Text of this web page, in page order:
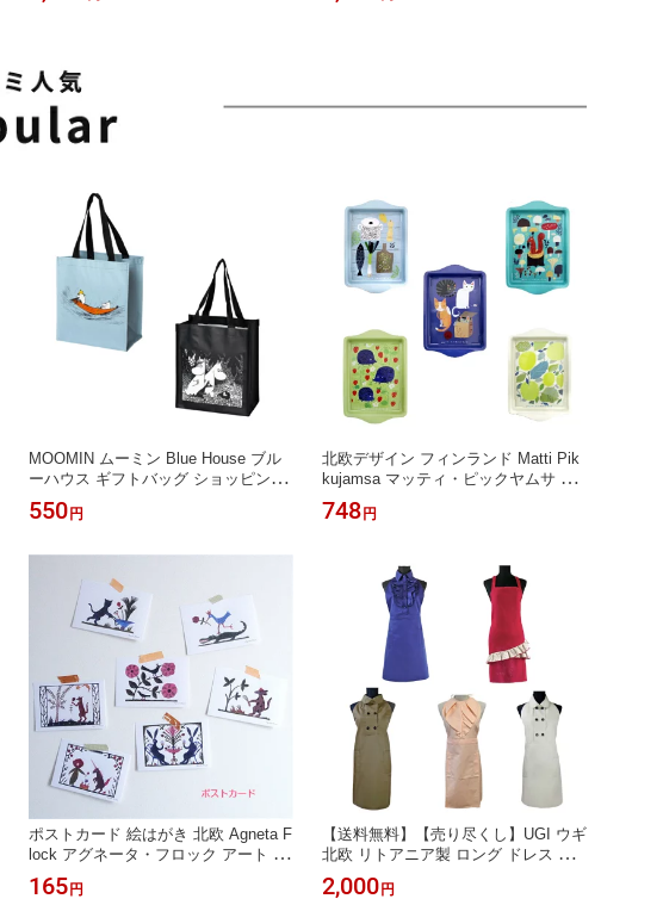
MOOMIN ムーミン Blue House ブル
ーハウス ギフトバッグ ショッピング
バッグ トートバッグ お買い物バッグ
サブバッグ リトルミイ レジャー ピク
しゃれ
550円
北欧デザイン フィンランド Matti Pik
kujamsa マッティ・ピックヤムサ ブ
リキミニ トレー お盆 猫 ハリネズミ
リス 雑貨 可愛い 北欧 雑貨 プレゼン
748円
ポストカード 絵はがき 北欧 Agneta F
lock アグネータ・フロック アート メ
ッセージカード かわいい おしゃれ 飾
る 猫 犬 鳥 花 キツネ 薔薇 うさぎ ユ
165円
【送料無料】【売り尽くし】UGI ウギ
北欧 リトアニア製 ロング ドレス エ
プロン ワンピース フリル モノトーン
水玉 ボルドー ブルー ベージュ ブラ
2,000円